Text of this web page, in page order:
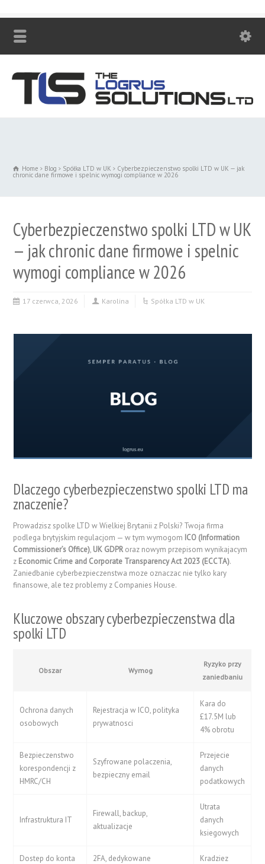
Home Blog Spółka LTD w UK Cyberbezpieczenstwo spolki LTD w UK — jak
chronic dane firmowe i spelnic wymogi compliance w 2026
Cyberbezpieczenstwo spolki LTD w UK
— jak chronic dane firmowe i spelnic
wymogi compliance w 2026
17 czerwca, 2026 Karolina Spółka LTD w UK
Dlaczego cyberbezpieczenstwo spolki LTD ma
znaczenie?
Prowadzisz spolke LTD w Wielkiej Brytanii z Polski? Twoja firma
podlega brytyjskim regulacjom — w tym wymogom ICO (Information
Commissioner’s Office), UK GDPRoraz nowym przepisom wynikajacym
z Economic Crime and Corporate Transparency Act 2023 (ECCTA).
Zaniedbanie cyberbezpieczenstwa moze oznaczac nie tylko kary
finansowe, ale tez problemy z Companies House.
Kluczowe obszary cyberbezpieczenstwa dla
spolki LTD
Obszar Wymog
Ryzyko przy
zaniedbaniu
Ochrona danych
osobowych
Rejestracja w ICO, polityka
prywatnosci
Kara do
£17.5M lub
4% obrotu
Bezpieczenstwo
korespondencji z
HMRC/CH
Szyfrowane polaczenia,
bezpieczny email
Przejecie
danych
podatkowych
Infrastruktura IT
Firewall, backup,
aktualizacje
Utrata
danych
ksiegowych
Dostep do konta
2FA, dedykowane
Kradziez